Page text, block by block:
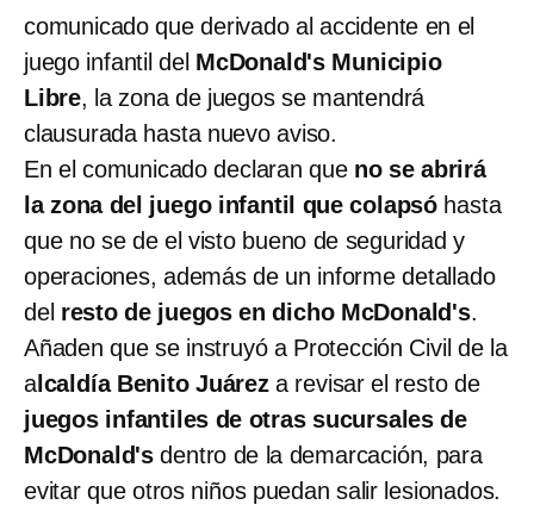
comunicado que derivado al accidente en el
juego infantil del McDonald's Municipio
Libre, la zona de juegos se mantendrá
clausurada hasta nuevo aviso.
En el comunicado declaran queno se abrirá
la zona del juego infantil que colapsó hasta
que no se de el visto bueno de seguridad y
operaciones, además de un informe detallado
del resto de juegos en dicho McDonald's.
Añaden que se instruyó a Protección Civil de la
alcaldía Benito Juáreza revisar el resto de
juegos infantiles de otras sucursales de
McDonald'sdentro de la demarcación, para
evitar que otros niños puedan salir lesionados.